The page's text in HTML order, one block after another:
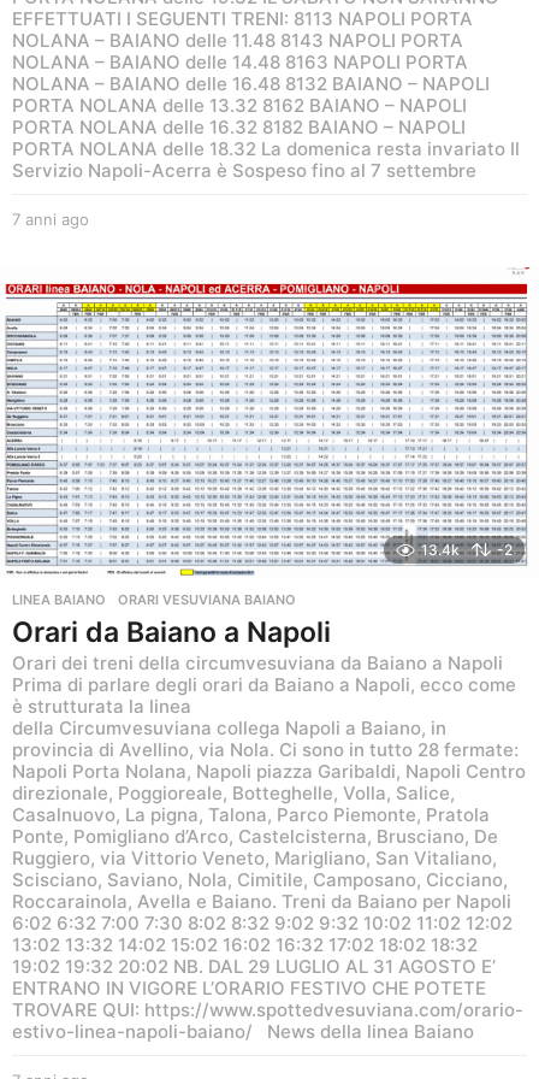
EFFETTUATI I SEGUENTI TRENI: 8113 NAPOLI PORTA
NOLANA – BAIANO delle 11.48 8143 NAPOLI PORTA
NOLANA – BAIANO delle 14.48 8163 NAPOLI PORTA
NOLANA – BAIANO delle 16.48 8132 BAIANO – NAPOLI
PORTA NOLANA delle 13.32 8162 BAIANO – NAPOLI
PORTA NOLANA delle 16.32 8182 BAIANO – NAPOLI
PORTA NOLANA delle 18.32 La domenica resta invariato Il
Servizio Napoli-Acerra è Sospeso fino al 7 settembre
7 anni ago
n
i
a
g
o
13.4k -2
LINEA BAIANO ORARI VESUVIANA BAIANO
Orari da Baiano a Napoli
Orari dei treni della circumvesuviana da Baiano a Napoli
Prima di parlare degli orari da Baiano a Napoli, ecco come
è strutturata la linea
della Circumvesuviana collega Napoli a Baiano, in
provincia di Avellino, via Nola. Ci sono in tutto 28 fermate:
Napoli Porta Nolana, Napoli piazza Garibaldi, Napoli Centro
direzionale, Poggioreale, Botteghelle, Volla, Salice,
Casalnuovo, La pigna, Talona, Parco Piemonte, Pratola
Ponte, Pomigliano d’Arco, Castelcisterna, Brusciano, De
Ruggiero, via Vittorio Veneto, Marigliano, San Vitaliano,
Scisciano, Saviano, Nola, Cimitile, Camposano, Cicciano,
Roccarainola, Avella e Baiano. Treni da Baiano per Napoli
6:02 6:32 7:00 7:30 8:02 8:32 9:02 9:32 10:02 11:02 12:02
13:02 13:32 14:02 15:02 16:02 16:32 17:02 18:02 18:32
19:02 19:32 20:02 NB. DAL 29 LUGLIO AL 31 AGOSTO E’
ENTRANO IN VIGORE L’ORARIO FESTIVO CHE POTETE
TROVARE QUI: https://www.spottedvesuviana.com/orario-
estivo-linea-napoli-baiano/ News della linea Baiano